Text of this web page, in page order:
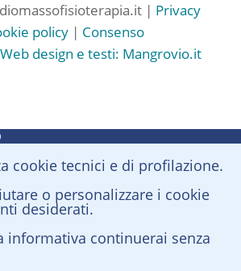
| Privacy
policy| Consenso
Web design e testi: Mangrovio.it
cookie tecnici e di profilazione.
o personalizzare i cookie
desiderati.
informativa continuerai senza